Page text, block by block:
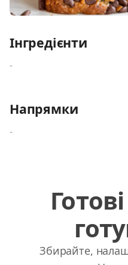
Інгредієнти
-
Напрямки
-
Збирайте,